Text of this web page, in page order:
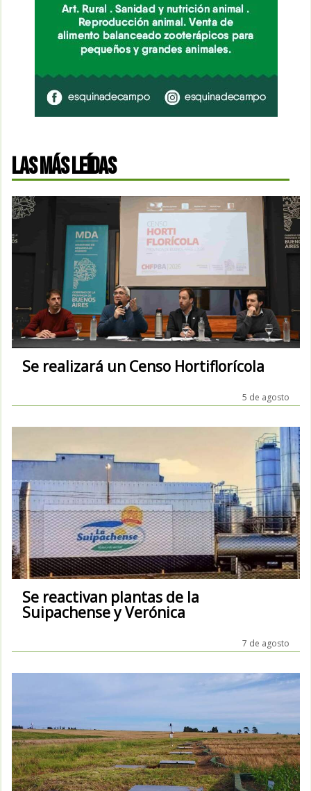
LAS MÁS LEÍDAS
Se realizará un Censo Hortiflorícola
5 de agosto
Se reactivan plantas de la
Suipachense y Verónica
7 de agosto